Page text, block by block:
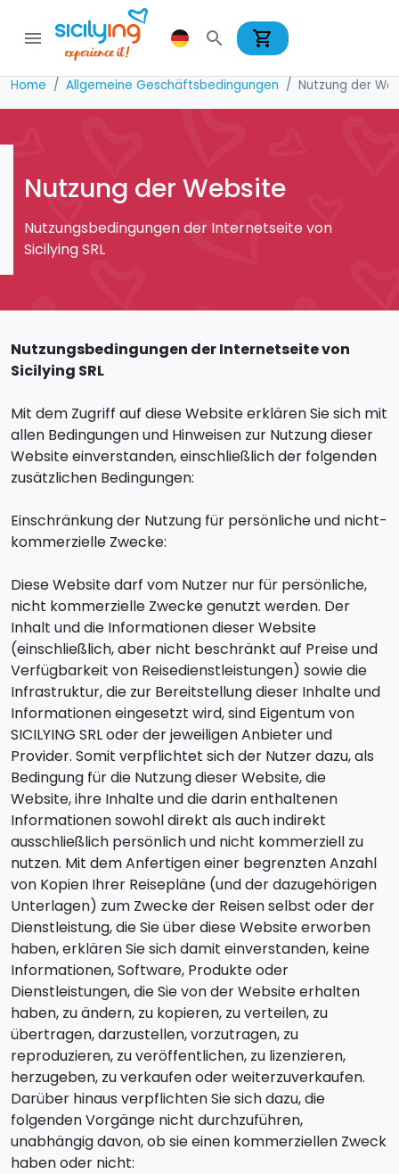
menu search shopping_cart
Home Allgemeine Geschäftsbedingungen Nutzung der
Nutzung der Website
Nutzungsbedingungen der Internetseite von
Sicilying SRL
Nutzungsbedingungen der Internetseite von
Sicilying SRL
Mit dem Zugriff auf diese Website erklären Sie sich mit
allen Bedingungen und Hinweisen zur Nutzung dieser
Website einverstanden, einschließlich der folgenden
zusätzlichen Bedingungen:
Einschränkung der Nutzung für persönliche und nicht-
kommerzielle Zwecke:
Diese Website darf vom Nutzer nur für persönliche,
nicht kommerzielle Zwecke genutzt werden. Der
Inhalt und die Informationen dieser Website
(einschließlich, aber nicht beschränkt auf Preise und
Verfügbarkeit von Reisedienstleistungen) sowie die
Infrastruktur, die zur Bereitstellung dieser Inhalte und
Informationen eingesetzt wird, sind Eigentum von
SICILYING SRL oder der jeweiligen Anbieter und
Provider. Somit verpflichtet sich der Nutzer dazu, als
Bedingung für die Nutzung dieser Website, die
Website, ihre Inhalte und die darin enthaltenen
Informationen sowohl direkt als auch indirekt
ausschließlich persönlich und nicht kommerziell zu
nutzen. Mit dem Anfertigen einer begrenzten Anzahl
von Kopien Ihrer Reisepläne (und der dazugehörigen
Unterlagen) zum Zwecke der Reisen selbst oder der
Dienstleistung, die Sie über diese Website erworben
haben, erklären Sie sich damit einverstanden, keine
Informationen, Software, Produkte oder
Dienstleistungen, die Sie von der Website erhalten
haben, zu ändern, zu kopieren, zu verteilen, zu
übertragen, darzustellen, vorzutragen, zu
reproduzieren, zu veröffentlichen, zu lizenzieren,
herzugeben, zu verkaufen oder weiterzuverkaufen.
Darüber hinaus verpflichten Sie sich dazu, die
folgenden Vorgänge nicht durchzuführen,
unabhängig davon, ob sie einen kommerziellen Zweck
haben oder nicht: